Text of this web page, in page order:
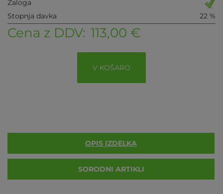
Zaloga
Stopnja davka
22 %
Cena z DDV: 113,00 €
V KOŠARO
OPIS IZDELKA
SORODNI ARTIKLI